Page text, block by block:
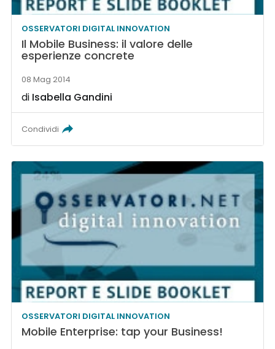
OSSERVATORI DIGITAL INNOVATION
Il Mobile Business: il valore delle
esperienze concrete
08 Mag 2014
di Isabella Gandini
Condividi
OSSERVATORI DIGITAL INNOVATION
Mobile Enterprise: tap your Business!